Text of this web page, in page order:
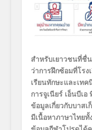
สำหรับเยาวชนที่ชื่
ว่าการฝึกซ้อมที่โรง
เรียนทักษะและเทค
การจูเนียร์ เอ็นบีเอ
ข้อมูลเกี่ยวกับบาสเ
มีเนื้อหาภาษาไทยทั้